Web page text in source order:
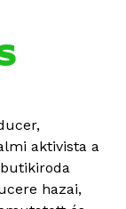
aktivista a
hazai,